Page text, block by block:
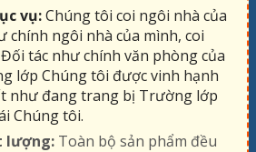
vụ:Chúng tôi coi ngôi nhà của
chính ngôi nhà của mình, coi
tác như chính văn phòng của
lớp Chúng tôi được vinh hạnh
như đang trang bị Trường lớp
Chúng tôi.
lượng: Toàn bộ sản phẩm đều